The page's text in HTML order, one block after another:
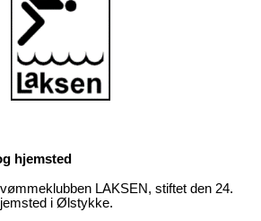
hjemsted
LAKSEN, stiftet den 24.
i Ølstykke.